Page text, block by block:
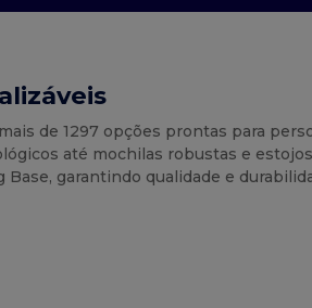
de 1297 opções prontas para
até mochilas robustas e
garantindo qualidade e